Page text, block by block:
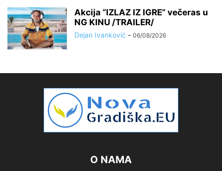
Akcija “IZLAZ IZ IGRE” večeras u
NG KINU /TRAILER/
Dejan Ivanković - 06/08/2026
O NAMA